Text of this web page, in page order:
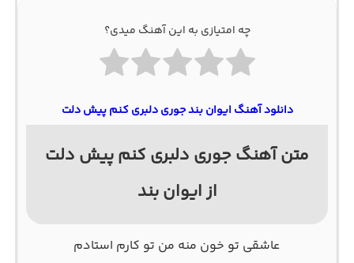
چه امتیازی به این آهنگ میدی؟
دانلود آهنگ ایوان بند جوری دلبری کنم پیش دلت
متن آهنگ جوری دلبری کنم پیش دلت
از ایوان بند
عاشقی تو خون منه من تو کارم استادم